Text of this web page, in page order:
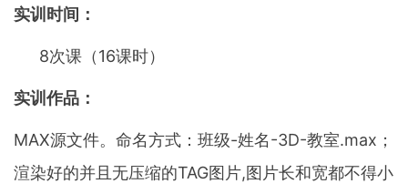
实训时间：
8次课（16课时）
实训作品：
MAX源文件。命名方式：班级-姓名-3D-教室.max；
渲染好的并且无压缩的TAG图片,图片长和宽都不得小